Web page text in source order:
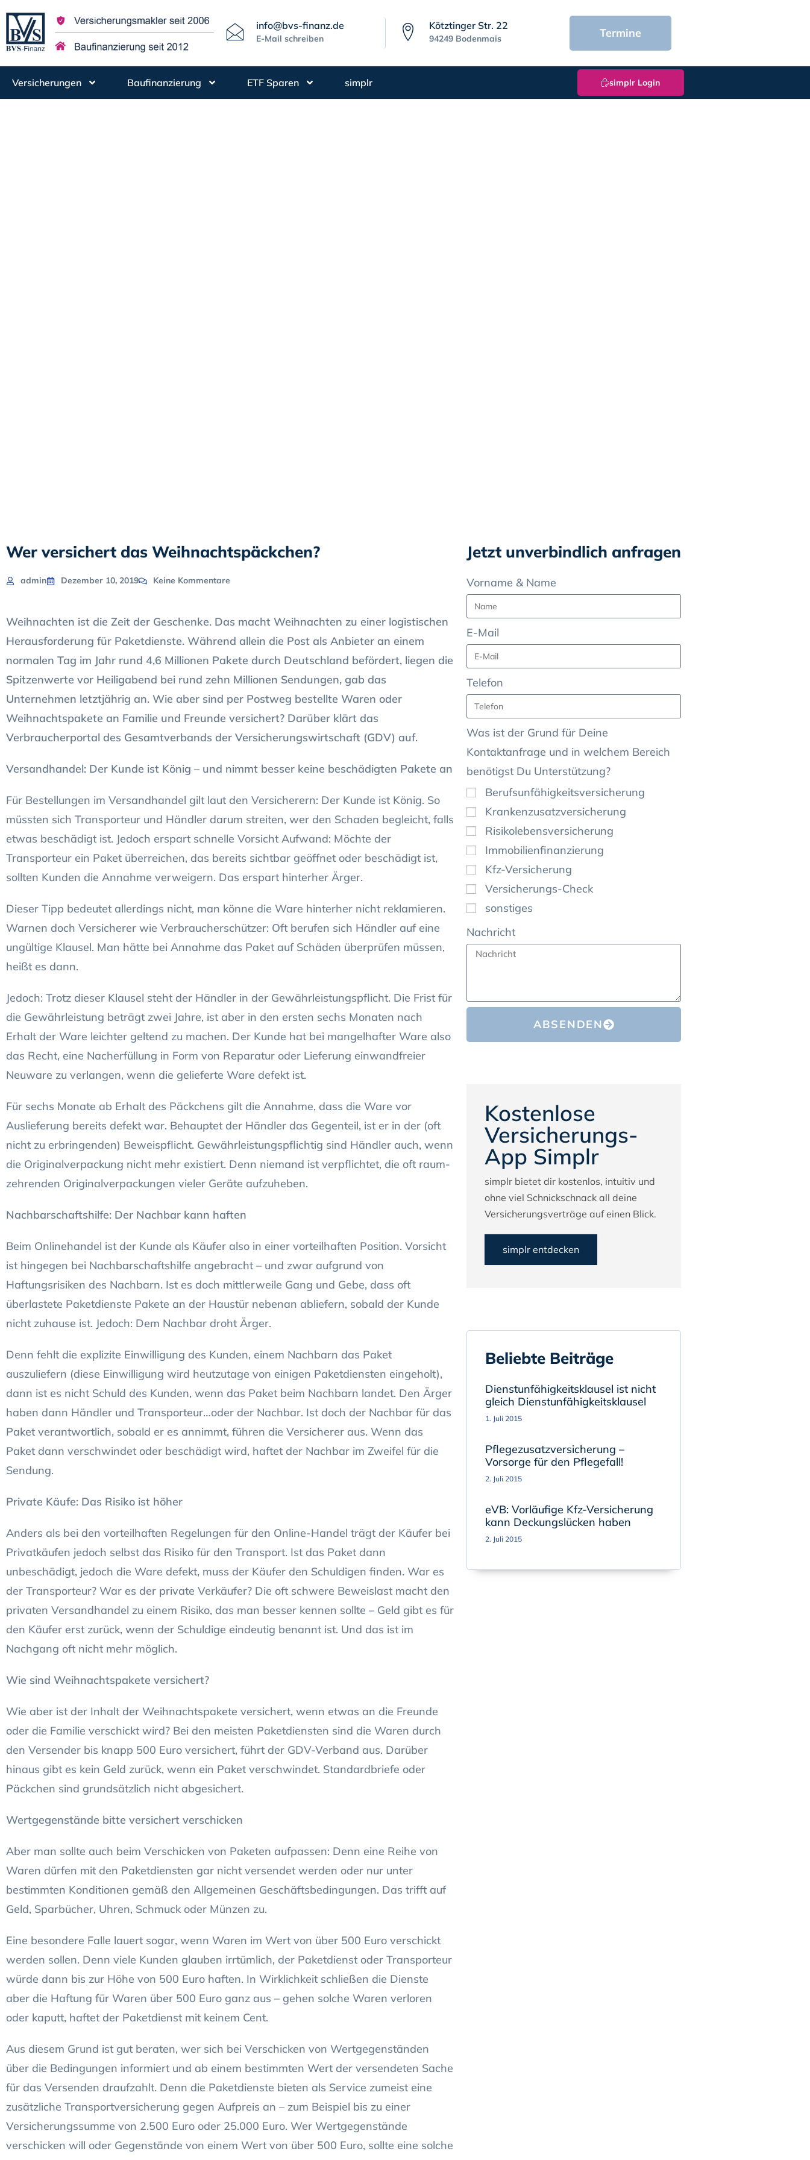
info@bvs-finanz.de
E-Mail schreiben
Kötztinger Str. 22
94249 Bodenmais Termine
Versicherungen Baufinanzierung ETF Sparen simplr simplr Login
Wer versichert das Weihnachtspäckchen?
admin Dezember 10, 2019 Keine Kommentare
Weihnachten ist die Zeit der Geschenke. Das macht Weihnachten zu einer logistischen
Herausforderung für Paketdienste. Während allein die Post als Anbieter an einem
normalen Tag im Jahr rund 4,6 Millionen Pakete durch Deutschland befördert, liegen die
Spitzenwerte vor Heiligabend bei rund zehn Millionen Sendungen, gab das
Unternehmen letztjährig an. Wie aber sind per Postweg bestellte Waren oder
Weihnachtspakete an Familie und Freunde versichert? Darüber klärt das
Verbraucherportal des Gesamtverbands der Versicherungswirtschaft (GDV) auf.
Versandhandel: Der Kunde ist König – und nimmt besser keine beschädigten Pakete an
Für Bestellungen im Versandhandel gilt laut den Versicherern: Der Kunde ist König. So
müssten sich Transporteur und Händler darum streiten, wer den Schaden begleicht, falls
etwas beschädigt ist. Jedoch erspart schnelle Vorsicht Aufwand: Möchte der
Transporteur ein Paket überreichen, das bereits sichtbar geöffnet oder beschädigt ist,
sollten Kunden die Annahme verweigern. Das erspart hinterher Ärger.
Dieser Tipp bedeutet allerdings nicht, man könne die Ware hinterher nicht reklamieren.
Warnen doch Versicherer wie Verbraucherschützer: Oft berufen sich Händler auf eine
ungültige Klausel. Man hätte bei Annahme das Paket auf Schäden überprüfen müssen,
heißt es dann.
Jedoch: Trotz dieser Klausel steht der Händler in der Gewährleistungspflicht. Die Frist für
die Gewährleistung beträgt zwei Jahre, ist aber in den ersten sechs Monaten nach
Erhalt der Ware leichter geltend zu machen. Der Kunde hat bei mangelhafter Ware also
das Recht, eine Nacherfüllung in Form von Reparatur oder Lieferung einwandfreier
Neuware zu verlangen, wenn die gelieferte Ware defekt ist.
Für sechs Monate ab Erhalt des Päckchens gilt die Annahme, dass die Ware vor
Auslieferung bereits defekt war. Behauptet der Händler das Gegenteil, ist er in der (oft
nicht zu erbringenden) Beweispflicht. Gewährleistungspflichtig sind Händler auch, wenn
die Originalverpackung nicht mehr existiert. Denn niemand ist verpflichtet, die oft raum-
zehrenden Originalverpackungen vieler Geräte aufzuheben.
Nachbarschaftshilfe: Der Nachbar kann haften
Beim Onlinehandel ist der Kunde als Käufer also in einer vorteilhaften Position. Vorsicht
ist hingegen bei Nachbarschaftshilfe angebracht – und zwar aufgrund von
Haftungsrisiken des Nachbarn. Ist es doch mittlerweile Gang und Gebe, dass oft
überlastete Paketdienste Pakete an der Haustür nebenan abliefern, sobald der Kunde
nicht zuhause ist. Jedoch: Dem Nachbar droht Ärger.
Denn fehlt die explizite Einwilligung des Kunden, einem Nachbarn das Paket
auszuliefern (diese Einwilligung wird heutzutage von einigen Paketdiensten eingeholt),
dann ist es nicht Schuld des Kunden, wenn das Paket beim Nachbarn landet. Den Ärger
haben dann Händler und Transporteur…oder der Nachbar. Ist doch der Nachbar für das
Paket verantwortlich, sobald er es annimmt, führen die Versicherer aus. Wenn das
Paket dann verschwindet oder beschädigt wird, haftet der Nachbar im Zweifel für die
Sendung.
Private Käufe: Das Risiko ist höher
Anders als bei den vorteilhaften Regelungen für den Online-Handel trägt der Käufer bei
Privatkäufen jedoch selbst das Risiko für den Transport. Ist das Paket dann
unbeschädigt, jedoch die Ware defekt, muss der Käufer den Schuldigen finden. War es
der Transporteur? War es der private Verkäufer? Die oft schwere Beweislast macht den
privaten Versandhandel zu einem Risiko, das man besser kennen sollte – Geld gibt es für
den Käufer erst zurück, wenn der Schuldige eindeutig benannt ist. Und das ist im
Nachgang oft nicht mehr möglich.
Wie sind Weihnachtspakete versichert?
Wie aber ist der Inhalt der Weihnachtspakete versichert, wenn etwas an die Freunde
oder die Familie verschickt wird? Bei den meisten Paketdiensten sind die Waren durch
den Versender bis knapp 500 Euro versichert, führt der GDV-Verband aus. Darüber
hinaus gibt es kein Geld zurück, wenn ein Paket verschwindet. Standardbriefe oder
Päckchen sind grundsätzlich nicht abgesichert.
Wertgegenstände bitte versichert verschicken
Aber man sollte auch beim Verschicken von Paketen aufpassen: Denn eine Reihe von
Waren dürfen mit den Paketdiensten gar nicht versendet werden oder nur unter
bestimmten Konditionen gemäß den Allgemeinen Geschäftsbedingungen. Das trifft auf
Geld, Sparbücher, Uhren, Schmuck oder Münzen zu.
Eine besondere Falle lauert sogar, wenn Waren im Wert von über 500 Euro verschickt
werden sollen. Denn viele Kunden glauben irrtümlich, der Paketdienst oder Transporteur
würde dann bis zur Höhe von 500 Euro haften. In Wirklichkeit schließen die Dienste
aber die Haftung für Waren über 500 Euro ganz aus – gehen solche Waren verloren
oder kaputt, haftet der Paketdienst mit keinem Cent.
Aus diesem Grund ist gut beraten, wer sich bei Verschicken von Wertgegenständen
über die Bedingungen informiert und ab einem bestimmten Wert der versendeten Sache
für das Versenden draufzahlt. Denn die Paketdienste bieten als Service zumeist eine
zusätzliche Transportversicherung gegen Aufpreis an – zum Beispiel bis zu einer
Versicherungssumme von 2.500 Euro oder 25.000 Euro. Wer Wertgegenstände
verschicken will oder Gegenstände von einem Wert von über 500 Euro, sollte eine solche
Jetzt unverbindlich anfragen
Vorname & Name
E-Mail
Telefon
Was ist der Grund für Deine
Kontaktanfrage und in welchem Bereich
benötigst Du Unterstützung?
Berufsunfähigkeitsversicherung
Krankenzusatzversicherung
Risikolebensversicherung
Immobilienfinanzierung
Kfz-Versicherung
Versicherungs-Check
sonstiges
Nachricht
ABSENDEN
Kostenlose
Versicherungs-
App Simplr
simplr bietet dir kostenlos, intuitiv und
ohne viel Schnickschnack all deine
Versicherungsverträge auf einen Blick.
simplr entdecken
Beliebte Beiträge
Dienstunfähigkeitsklausel ist nicht
gleich Dienstunfähigkeitsklausel
1. Juli 2015
Pflegezusatzversicherung –
Vorsorge für den Pflegefall!
2. Juli 2015
eVB: Vorläufige Kfz-Versicherung
kann Deckungslücken haben
2. Juli 2015